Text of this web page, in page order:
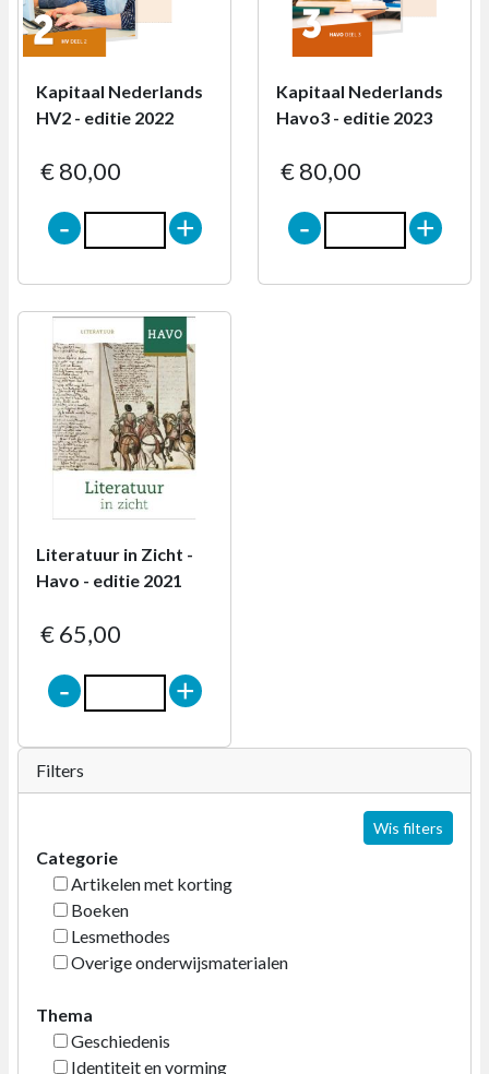
Filters
Wis filters
Categorie
Artikelen met korting
Boeken
Lesmethodes
Overige onderwijsmaterialen
Thema
Geschiedenis
Identiteit en vorming
Kapitaal Nederlands
HV2 - editie 2022
€ 80,00
- +
Kapitaal Nederlands
Havo3 - editie 2023
€ 80,00
- +
Literatuur in Zicht -
Havo - editie 2021
€ 65,00
- +